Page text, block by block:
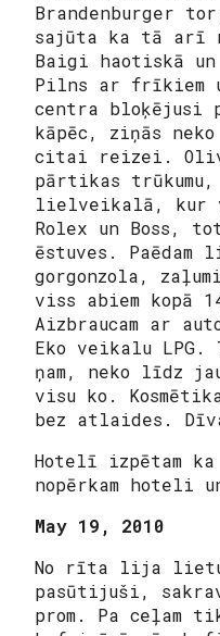
Brandenburger
sajūta ka tā arī
Baigi haotiskā
Pilns ar frīkiem
centra bloķējusi
kāpēc, ziņās
citai reizei.
pārtikas
lielveikalā, kur
Rolex un Boss,
ēstuves.
gorgonzola,
viss abiem kopā
Aizbraucam ar
Eko veikalu
ņam, neko līdz
visu ko.
bez atlaides.
Hotelī izpētam
nopērkam hoteli
May 19, 2010
No rīta lija
pasūtijuši,
prom. Pa ceļam